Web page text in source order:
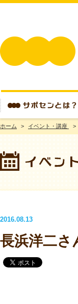
サポセンとは？
ホーム > イベント・講座 >
2016.08.13
長浜洋二さ